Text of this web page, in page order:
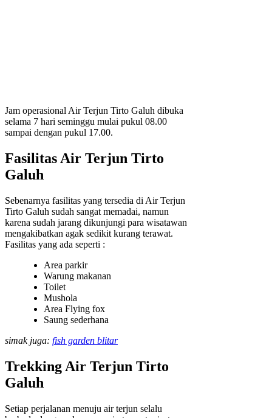
Jam operasional Air Terjun Tirto Galuh dibuka
selama 7 hari seminggu mulai pukul 08.00
sampai dengan pukul 17.00.
Fasilitas Air Terjun Tirto
Galuh
Sebenarnya fasilitas yang tersedia di Air Terjun
Tirto Galuh sudah sangat memadai, namun
karena sudah jarang dikunjungi para wisatawan
mengakibatkan agak sedikit kurang terawat.
Fasilitas yang ada seperti :
Area parkir
Warung makanan
Toilet
Mushola
Area Flying fox
Saung sederhana
simak juga: fish garden blitar
Trekking Air Terjun Tirto
Galuh
Setiap perjalanan menuju air terjun selalu